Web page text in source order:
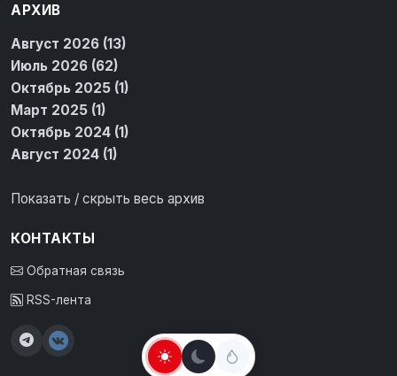
АРХИВ
Август 2026 (13)
Июль 2026 (62)
Октябрь 2025 (1)
Март 2025 (1)
Октябрь 2024 (1)
Август 2024 (1)
Показать / скрыть весь архив
КОНТАКТЫ
Обратная связь
RSS-лента